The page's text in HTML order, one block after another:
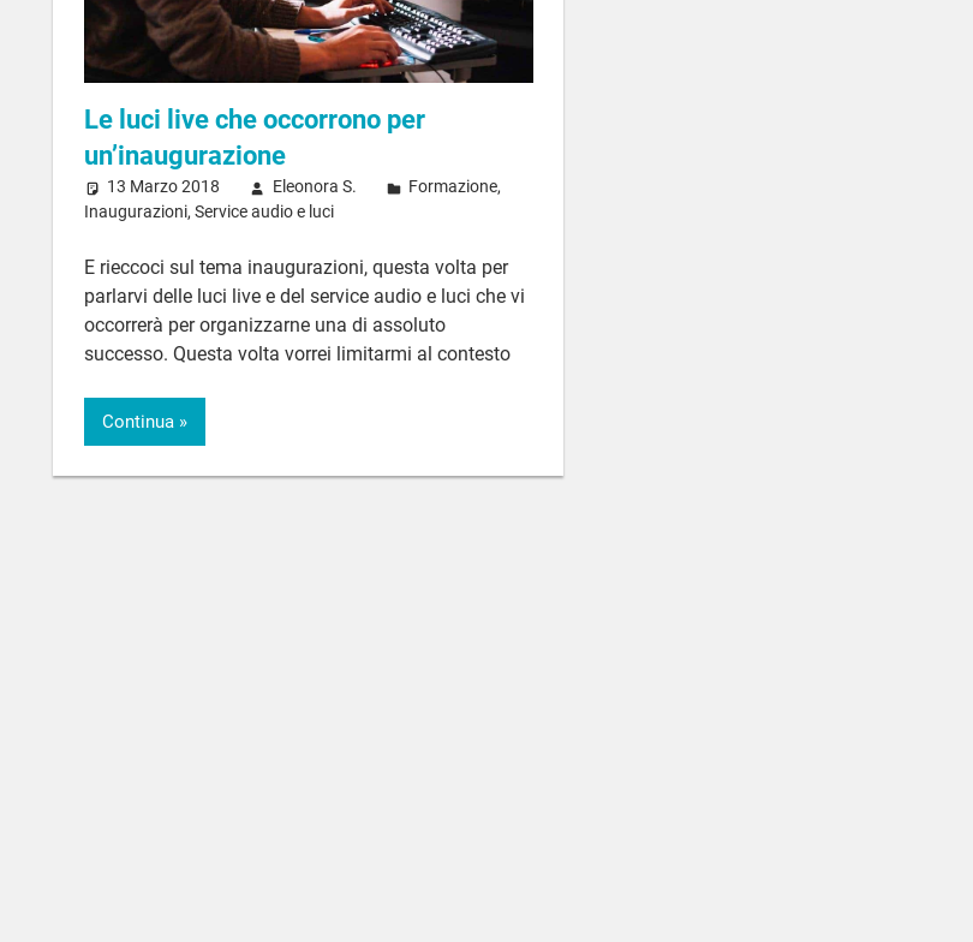
Le luci live che occorrono per
un’inaugurazione
13 Marzo 2018 Eleonora S. Formazione,
Inaugurazioni, Service audio e luci
E rieccoci sul tema inaugurazioni, questa volta per
parlarvi delle luci live e del service audio e luci che vi
occorrerà per organizzarne una di assoluto
successo. Questa volta vorrei limitarmi al contesto
Continua